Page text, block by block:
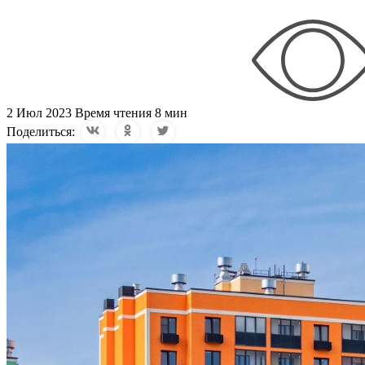
2 Июл 2023 Время чтения 8 мин
Поделиться: